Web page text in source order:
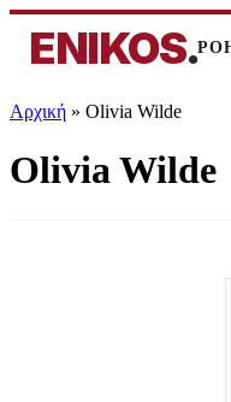
ENIKOS.
Αρχική » Olivia Wilde
Olivia Wilde